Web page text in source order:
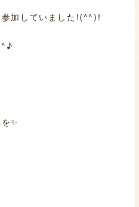
参加していました!(^^)!
✨